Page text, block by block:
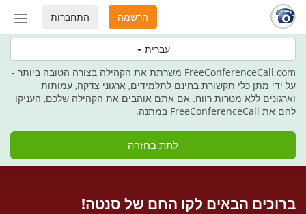
עברית
מצב
התחברות הרשמה
בחג הזה מעניקים תקשורת כמתנה
FreeConferenceCall.com משרתת את הקהילה בצורה הטובה ביותר -
על ידי מתן כלי תקשורת בחינם לתלמידים, ארגוני צדקה, עמותות
וארגונים ללא מטרות רווח. אם אתם אוהבים את הקהילה שלכם, העניקו
להם את FreeConferenceCall במתנה.
לתת בחזרה
ברוכים הבאים לקו החם של סנטה!